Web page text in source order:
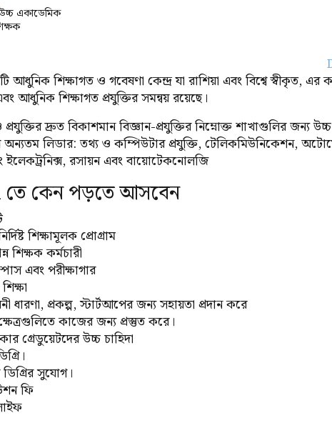
উচ্চ একাডেমিক
শিক্ষাগত ও গবেষণা কেন্দ্র যা রাশিয়া এবং বিশ্বে স্বীকৃত, এর
আধুনিক শিক্ষাগত প্রযুক্তির সমন্বয় রয়েছে।
প্রযুক্তির দ্রুত বিকাশমান বিজ্ঞান-প্রযুক্তির নিম্নোক্ত শাখাগুলির জন্য
অন্যতম লিডার: তথ্য ও কম্পিউটার প্রযুক্তি, টেলিকমিউনিকেশন,
ইলেকট্রনিক্স, রসায়ন এবং বায়োটেকনোলজি
কেন পড়তে আসবেন
শিক্ষামূলক প্রোগ্রাম
শিক্ষক কর্মচারী
এবং পরীক্ষাগার
ধারণা, প্রকল্প, স্টার্টআপের জন্য সহায়তা প্রদান করে
কাজের জন্য প্রস্তুত করে।
গ্রেডুয়েটদের উচ্চ চাহিদা
সুযোগ।
ফি